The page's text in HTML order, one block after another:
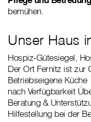
bemühen.
Unser Haus
Hospiz-Gütesiegel,
Der Ort Fernitz ist zur
Betriebseigene Küche
nach Verfügbarkeit
Beratung &
Hilfestellung bei der